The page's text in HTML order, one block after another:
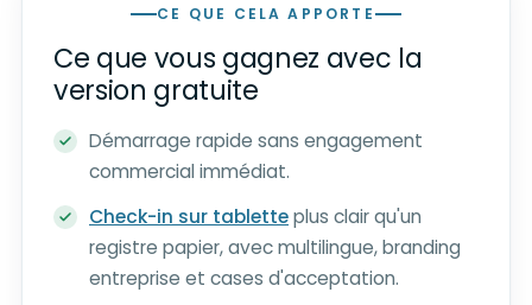
CE QUE CELA APPORTE
Ce que vous gagnez avec la
version gratuite
Démarrage rapide sans engagement
commercial immédiat.
Check-in sur tabletteplus clair qu'un
registre papier, avec multilingue, branding
entreprise et cases d'acceptation.